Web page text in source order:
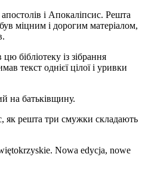
і Апокаліпсис. Решта
міцним і дорогим матеріалом,
бібліотеку із зібрання
текст однієї цілої і уривки
на батьківщину.
як решта три смужки складають
Nowa edycja, nowe